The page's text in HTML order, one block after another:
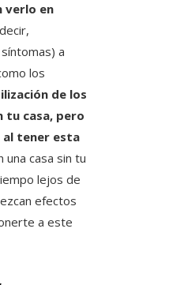
verlo en
a
los
de los
tu casa, pero
al tener esta
una casa sin tu
lejos de
efectos
a este